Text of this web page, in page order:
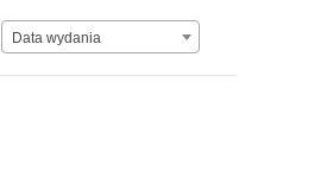
Data wydania
Data wydania